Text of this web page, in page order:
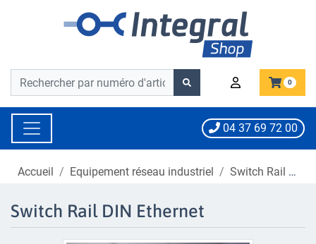
Barre de recherche
Barre de recherche 0
04 37 69 72 00
Accueil Equipement réseau industriel Switch Rail DIN Ethernet
Switch Rail DIN Ethernet